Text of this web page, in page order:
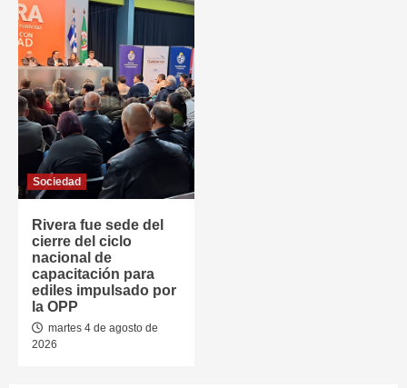
Sociedad
Rivera fue sede del
cierre del ciclo
nacional de
capacitación para
ediles impulsado por
la OPP
martes 4 de agosto de
2026